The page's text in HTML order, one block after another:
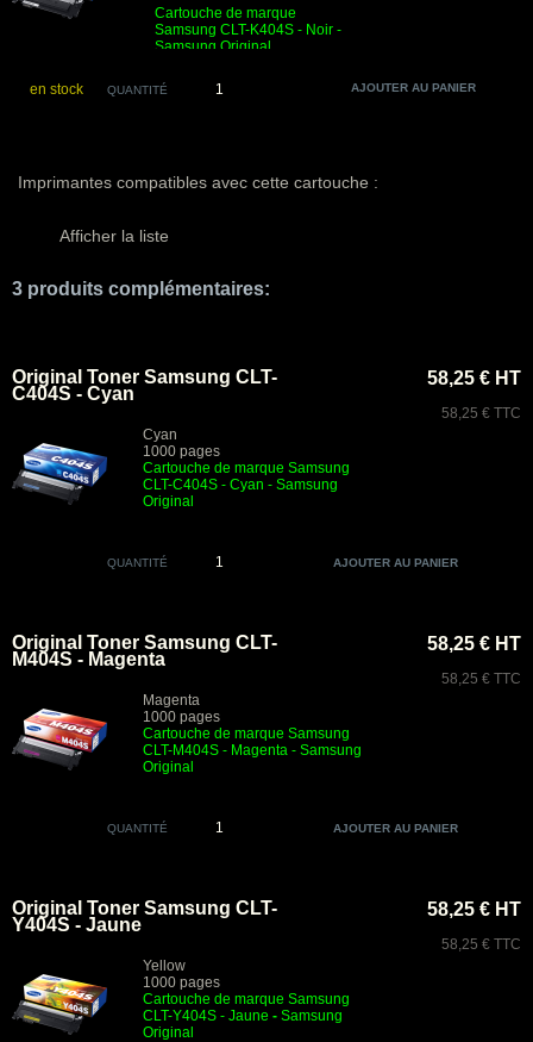
Cartouche de marque
Samsung CLT-K404S - Noir -
Samsung Original
en stock QUANTITÉ
Imprimantes compatibles avec cette cartouche :
Afficher la liste
3 produits complémentaires:
Original Toner Samsung CLT-
C404S - Cyan
Cyan
1000 pages
Cartouche de marque Samsung
CLT-C404S - Cyan - Samsung
Original
58,25 € HT
58,25 € TTC
QUANTITÉ
Original Toner Samsung CLT-
M404S - Magenta
Magenta
1000 pages
Cartouche de marque Samsung
CLT-M404S - Magenta - Samsung
Original
58,25 € HT
58,25 € TTC
QUANTITÉ
Original Toner Samsung CLT-
Y404S - Jaune
Yellow
1000 pages
Cartouche de marque Samsung
CLT-Y404S - Jaune - Samsung
Original
58,25 € HT
58,25 € TTC